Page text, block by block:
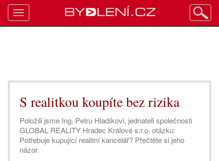
S realitkou koupíte bez rizika
Položili jsme Ing. Petru Hladíkovi, jednateli společnosti
GLOBAL REALITY Hradec Králové s.r.o. otázku:
Potřebuje kupující realitní kancelář? Přečtěte si jeho
názor.
Toggle
navigation